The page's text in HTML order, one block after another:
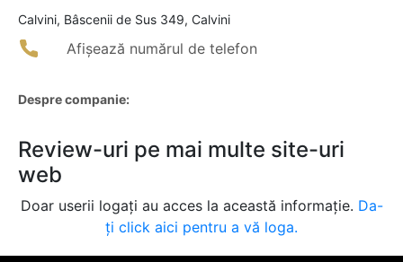
Calvini, Bâscenii de Sus 349, Calvini
Afișează numărul de telefon
Despre companie:
Review-uri pe mai multe site-uri
web
Doar userii logați au acces la această informație. Da-
ți click aici pentru a vă loga.